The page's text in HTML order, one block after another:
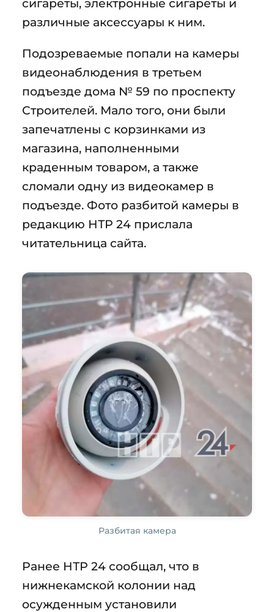
сигареты, электронные сигареты и
различные аксессуары к ним.
Подозреваемые попали на камеры
видеонаблюдения в третьем
подъезде дома № 59 по проспекту
Строителей. Мало того, они были
запечатлены с корзинками из
магазина, наполненными
краденным товаром, а также
сломали одну из видеокамер в
подъезде. Фото разбитой камеры в
редакцию НТР 24 прислала
читательница сайта.
Разбитая камера
Ранее НТР 24 сообщал, что в
нижнекамской колонии над
осужденным установили